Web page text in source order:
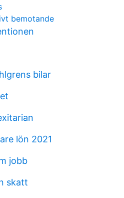
bemotande
bilar
lön 2021
jobb
skatt